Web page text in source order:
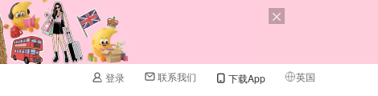
登录 联系我们 下载App 英国